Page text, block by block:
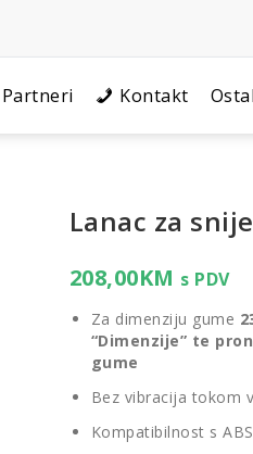
Partneri Kontakt
Lanac za
208,00KM s PDV
Za dimenziju gume
“Dimenzije” te
gume
Bez vibracija tokom
Kompatibilnost s